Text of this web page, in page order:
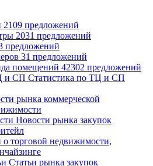
2109 предложений
2031 предложений
предложений
31 предложений
помещений 42302 предложений
и СП Статистика по ТЦ и СП
рынка коммерческой
Новости рынка закупок
о торговой недвижимости,
Статьи рынка закупок